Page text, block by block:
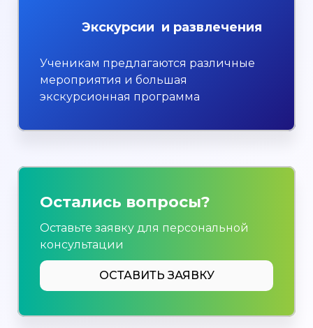
Экскурсии и развлечения
Ученикам предлагаются различные
мероприятия и большая
экскурсионная программа
Остались вопросы?
Оставьте заявку для персональной
консультации
ОСТАВИТЬ ЗАЯВКУ